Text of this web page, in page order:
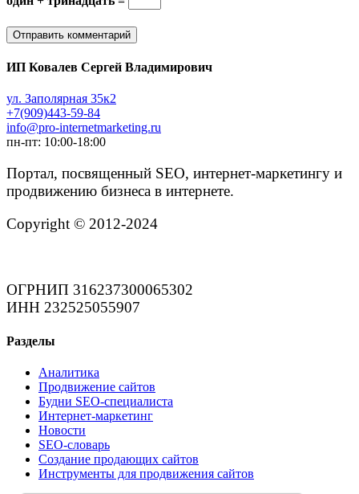
ИП Ковалев Сергей Владимирович
ул. Заполярная 35к2
+7(909)443-59-84
info@pro-internetmarketing.ru
пн-пт: 10:00-18:00
Портал, посвященный SEO, интернет-маркетингу и
продвижению бизнеса в интернете.
Copyright © 2012-2024
ОГРНИП 316237300065302
ИНН 232525055907
Разделы
Аналитика
Продвижение сайтов
Будни SEO-специалиста
Интернет-маркетинг
Новости
SEO-словарь
Создание продающих сайтов
Инструменты для продвижения сайтов